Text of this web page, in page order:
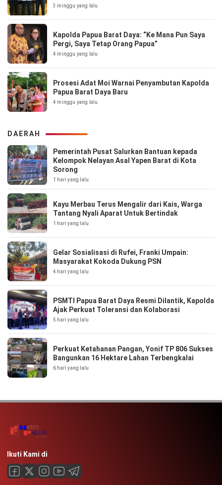
3 minggu yang lalu
Kapolda Papua Barat Daya: “Ke Mana Pun Saya
Pergi, Saya Tetap Orang Papua”
4 minggu yang lalu
Prosesi Adat Moi Warnai Penyambutan Kapolda
Papua Barat Daya Baru
4 minggu yang lalu
DAERAH
Pemerintah Pusat Salurkan Bantuan kepada
Kelompok Nelayan Asal Yapen Barat di Kota
Sorong
1 hari yang lalu
Kayu Merbau Terus Mengalir dari Kais, Warga
Tantang Nyali Aparat Untuk Bertindak
1 hari yang lalu
Gelar Sosialisasi di Rufei, Franki Umpain:
Masyarakat Kokoda Dukung PSN
4 hari yang lalu
PSMTI Papua Barat Daya Resmi Dilantik, Kapolda
Ajak Perkuat Toleransi dan Kolaborasi
5 hari yang lalu
Perkuat Ketahanan Pangan, Yonif TP 806 Sukses
Bangunkan 16 Hektare Lahan Terbengkalai
6 hari yang lalu
Ikuti Kami di